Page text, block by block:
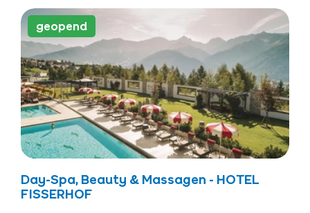
geopend
Day-Spa, Beauty & Massagen - HOTEL
FISSERHOF